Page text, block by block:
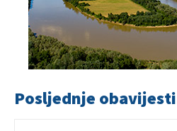
Posljednje obavijesti